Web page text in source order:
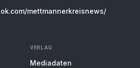
mettmannerkreisnews/
VERLAG
Mediadaten